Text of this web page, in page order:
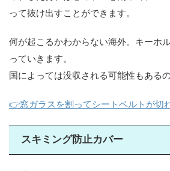
って抜け出すことができます。
何が起こるかわからない海外。キーホ
っていきます。
国によっては没収される可能性もある
👉窓ガラスを割ってシートベルトが切
スキミング防止カバー